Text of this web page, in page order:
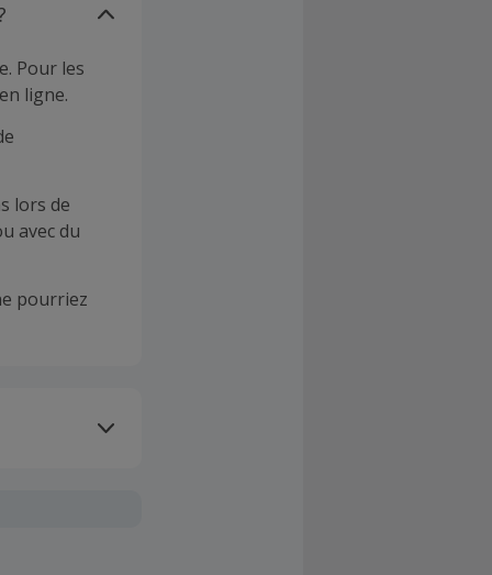
Pour les
ligne.
lors de
avec du
pourriez